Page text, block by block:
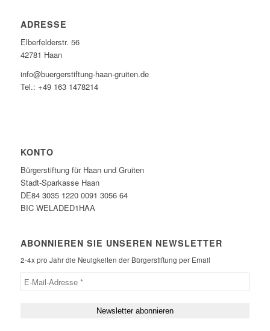
ADRESSE
Elberfelderstr. 56
42781 Haan
info@buergerstiftung-haan-gruiten.de
Tel.: +49 163 1478214
KONTO
Bürgerstiftung für Haan und Gruiten
Stadt-Sparkasse Haan
DE84 3035 1220 0091 3056 64
BIC WELADED1HAA
ABONNIEREN SIE UNSEREN NEWSLETTER
2-4x pro Jahr die Neuigkeiten der Bürgerstiftung per Email